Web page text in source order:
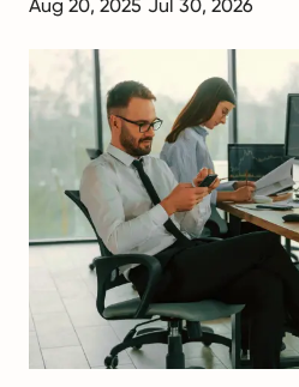
Aug 20, 2025 Jul 30, 2026